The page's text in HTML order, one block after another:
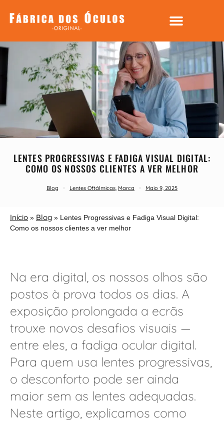
LENTES PROGRESSIVAS E FADIGA VISUAL DIGITAL:
COMO OS NOSSOS CLIENTES A VER MELHOR
Blog Lentes Oftálmicas, Marca Maio 9, 2025
Início » Blog » Lentes Progressivas e Fadiga Visual Digital:
Como os nossos clientes a ver melhor
Na era digital, os nossos olhos são
postos à prova todos os dias. A
exposição prolongada a ecrãs
trouxe novos desafios visuais —
entre eles, a fadiga ocular digital.
Para quem usa lentes progressivas,
o desconforto pode ser ainda
maior sem as lentes adequadas.
Neste artigo, explicamos como